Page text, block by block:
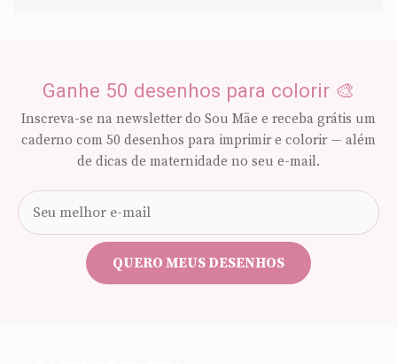
Ganhe 50 desenhos para colorir 🎨
Inscreva-se na newsletter do Sou Mãe e receba grátis um
caderno com 50 desenhos para imprimir e colorir — além
de dicas de maternidade no seu e-mail.
e-
mail
QUERO MEUS DESENHOS